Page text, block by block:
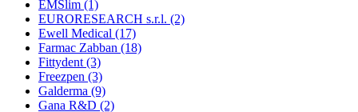
EMSlim (1)
EURORESEARCH s.r.l. (2)
Ewell Medical (17)
Farmac Zabban (18)
Fittydent (3)
Freezpen (3)
Galderma (9)
Gana R&D (2)